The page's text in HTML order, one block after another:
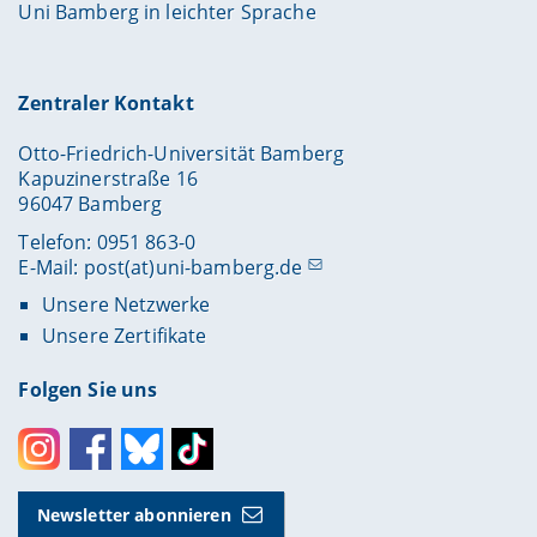
computer interactions“.
Uni Bamberg in leichter Sprache
Zentraler Kontakt
Otto-Friedrich-Universität Bamberg
Kapuzinerstraße 16
96047 Bamberg
Telefon: 0951 863-0
E-Mail: post(at)uni-bamberg.de
Unsere Netzwerke
Unsere Zertifikate
Folgen Sie uns
InstagramFacebookBlueskyToktok
Newsletter abonnieren